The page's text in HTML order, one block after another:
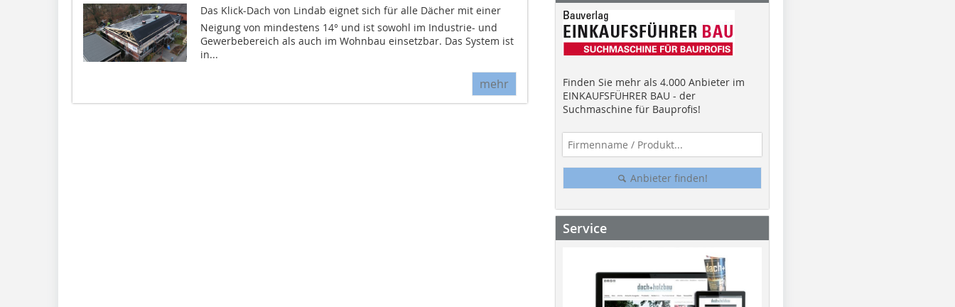
Das Klick-Dach von Lindab eignet sich für alle Dächer mit einer
Neigung von mindestens 14° und ist sowohl im Industrie- und
Gewerbebereich als auch im Wohnbau einsetzbar. Das System ist
in...
mehr
Finden Sie mehr als 4.000 Anbieter im
EINKAUFSFÜHRER BAU - der
Suchmaschine für Bauprofis!
Anbieter finden!
Service